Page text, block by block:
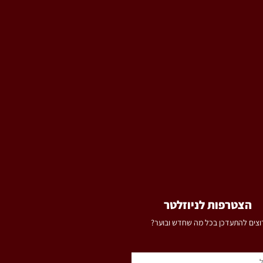
הצטרפות לניוזלטר​
להתעדכן בכל מה שחדש ובוער?